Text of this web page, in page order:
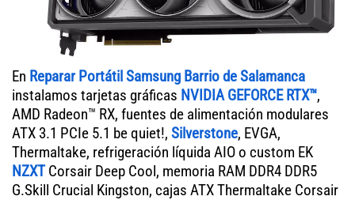
En Reparar Portátil Samsung Barrio de Salamanca
instalamos tarjetas gráficas NVIDIA GEFORCE RTX™,
AMD Radeon™ RX, fuentes de alimentación modulares
ATX 3.1 PCIe 5.1 be quiet!, Silverstone, EVGA,
Thermaltake, refrigeración líquida AIO o custom EK
NZXTCorsair Deep Cool, memoria RAM DDR4 DDR5
G.Skill Crucial Kingston, cajas ATX Thermaltake Corsair